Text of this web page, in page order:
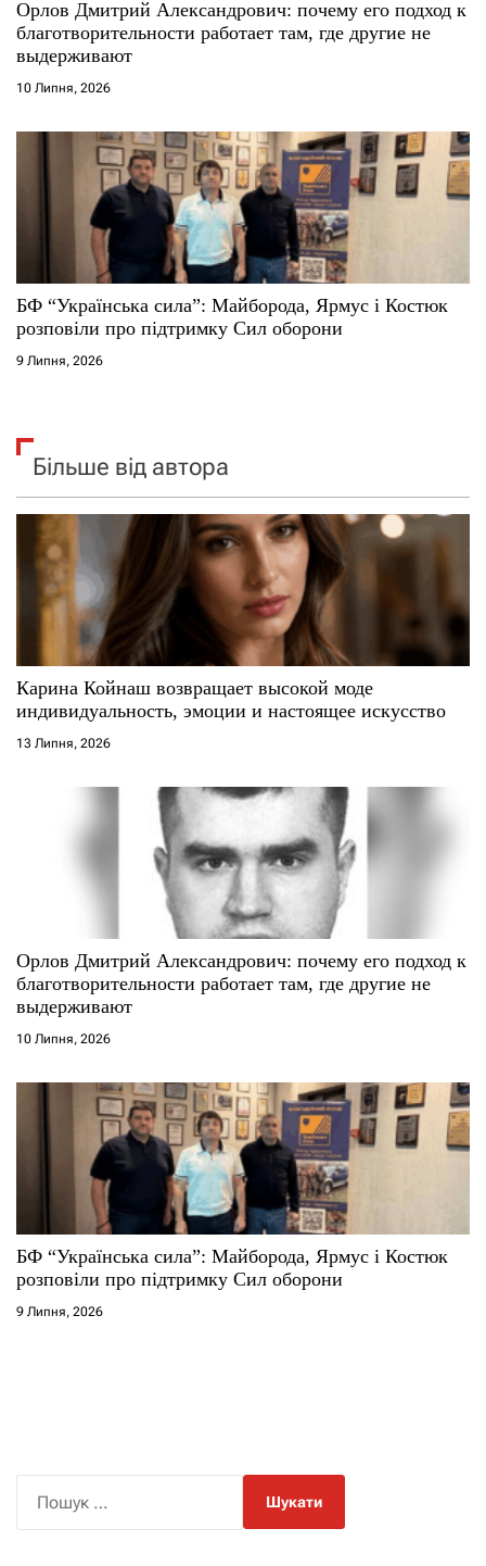
Орлов Дмитрий Александрович: почему его подход к
благотворительности работает там, где другие не
выдерживают
10 Липня, 2026
БФ “Українська сила”: Майборода, Ярмус і Костюк
розповіли про підтримку Сил оборони
9 Липня, 2026
Більше від автора
Карина Койнаш возвращает высокой моде
индивидуальность, эмоции и настоящее искусство
13 Липня, 2026
Орлов Дмитрий Александрович: почему его подход к
благотворительности работает там, где другие не
выдерживают
10 Липня, 2026
БФ “Українська сила”: Майборода, Ярмус і Костюк
розповіли про підтримку Сил оборони
9 Липня, 2026